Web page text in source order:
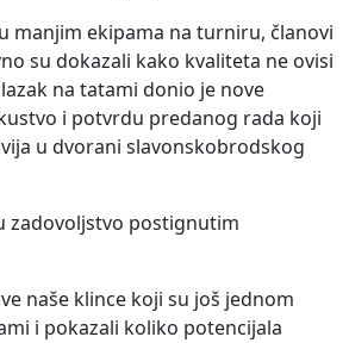
manjim ekipama na turniru, članovi
su dokazali kako kvaliteta ne ovisi
na tatami donio je nove
i potvrdu predanog rada koji
u dvorani slavonskobrodskog
zadovoljstvo postignutim
naše klince koji su još jednom
i pokazali koliko potencijala